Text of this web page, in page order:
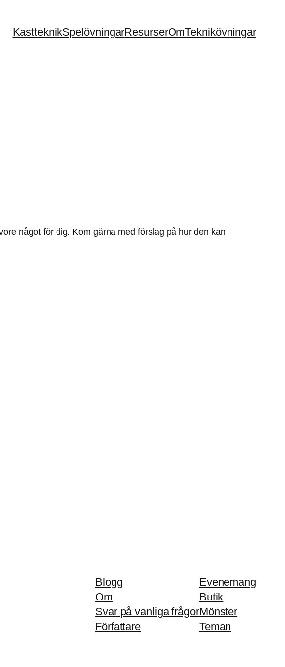
KastteknikSpelövningarResurserOmTeknikövningar
något för dig. Kom gärna med förslag på hur den kan
Blogg
Om
Svar på vanliga frågor
Författare
Evenemang
Butik
Mönster
Teman